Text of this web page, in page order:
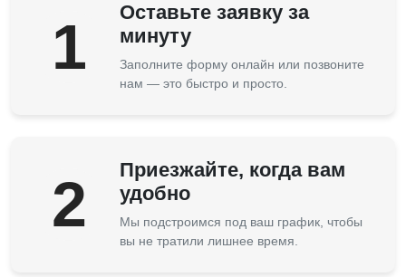
1
Оставьте заявку за
минуту
Заполните форму онлайн или позвоните
нам — это быстро и просто.
2
Приезжайте, когда вам
удобно
Мы подстроимся под ваш график, чтобы
вы не тратили лишнее время.